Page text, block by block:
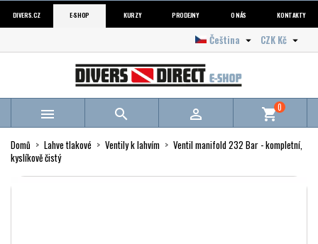
DIVERS.CZ E-SHOP KURZY PRODEJNY O NÁS KONTAKTY
CZK Kč 
Čeština 
   shopping_cart0
Domů Lahve tlakové Ventily k lahvím
Ventil manifold 232 Bar - kompletní,
kyslíkově čistý